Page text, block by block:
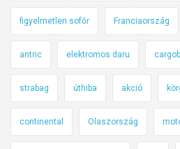
figyelmetlen sofőr Franciaország
antric elektromos daru
strabag úthiba akció
continental Olaszország